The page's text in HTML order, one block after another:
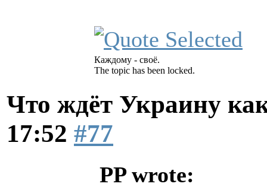
Каждому - своё.
The topic has been locked.
Что ждёт Украину
17:52 #77
PP wrote: